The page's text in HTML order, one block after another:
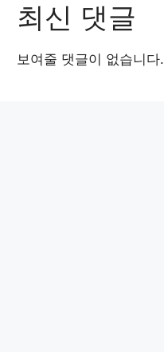
최신 댓글
보여줄 댓글이 없습니다.